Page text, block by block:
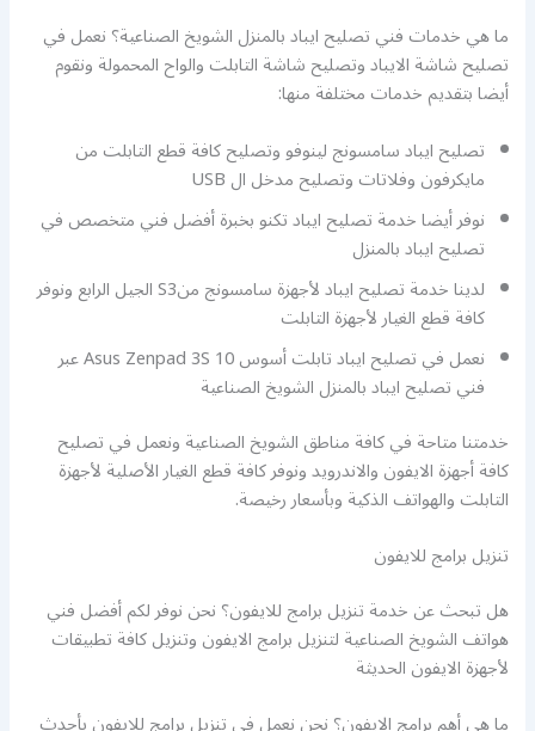
ما هي خدمات فني تصليح ايباد بالمنزل الشويخ الصناعية؟ نعمل في
تصليح شاشة الايباد وتصليح شاشة التابلت والواح المحمولة ونقوم
أيضا بتقديم خدمات مختلفة منها:
تصليح ايباد سامسونج لينوفو وتصليح كافة قطع التابلت من
مايكرفون وفلاتات وتصليح مدخل ال USB
نوفر أيضا خدمة تصليح ايباد تكنو بخبرة أفضل فني متخصص في
تصليح ايباد بالمنزل
لدينا خدمة تصليح ايباد لأجهزة سامسونج منS3 الجيل الرابع ونوفر
كافة قطع الغيار لأجهزة التابلت
نعمل في تصليح ايباد تابلت أسوس Asus Zenpad 3S 10 عبر
فني تصليح ايباد بالمنزل الشويخ الصناعية
خدمتنا متاحة في كافة مناطق الشويخ الصناعية ونعمل في تصليح
كافة أجهزة الايفون والاندرويد ونوفر كافة قطع الغيار الأصلية لأجهزة
التابلت والهواتف الذكية وبأسعار رخيصة.
تنزيل برامج للايفون
هل تبحث عن خدمة تنزيل برامج للايفون؟ نحن نوفر لكم أفضل فني
هواتف الشويخ الصناعية لتنزيل برامج الايفون وتنزيل كافة تطبيقات
لأجهزة الايفون الحديثة